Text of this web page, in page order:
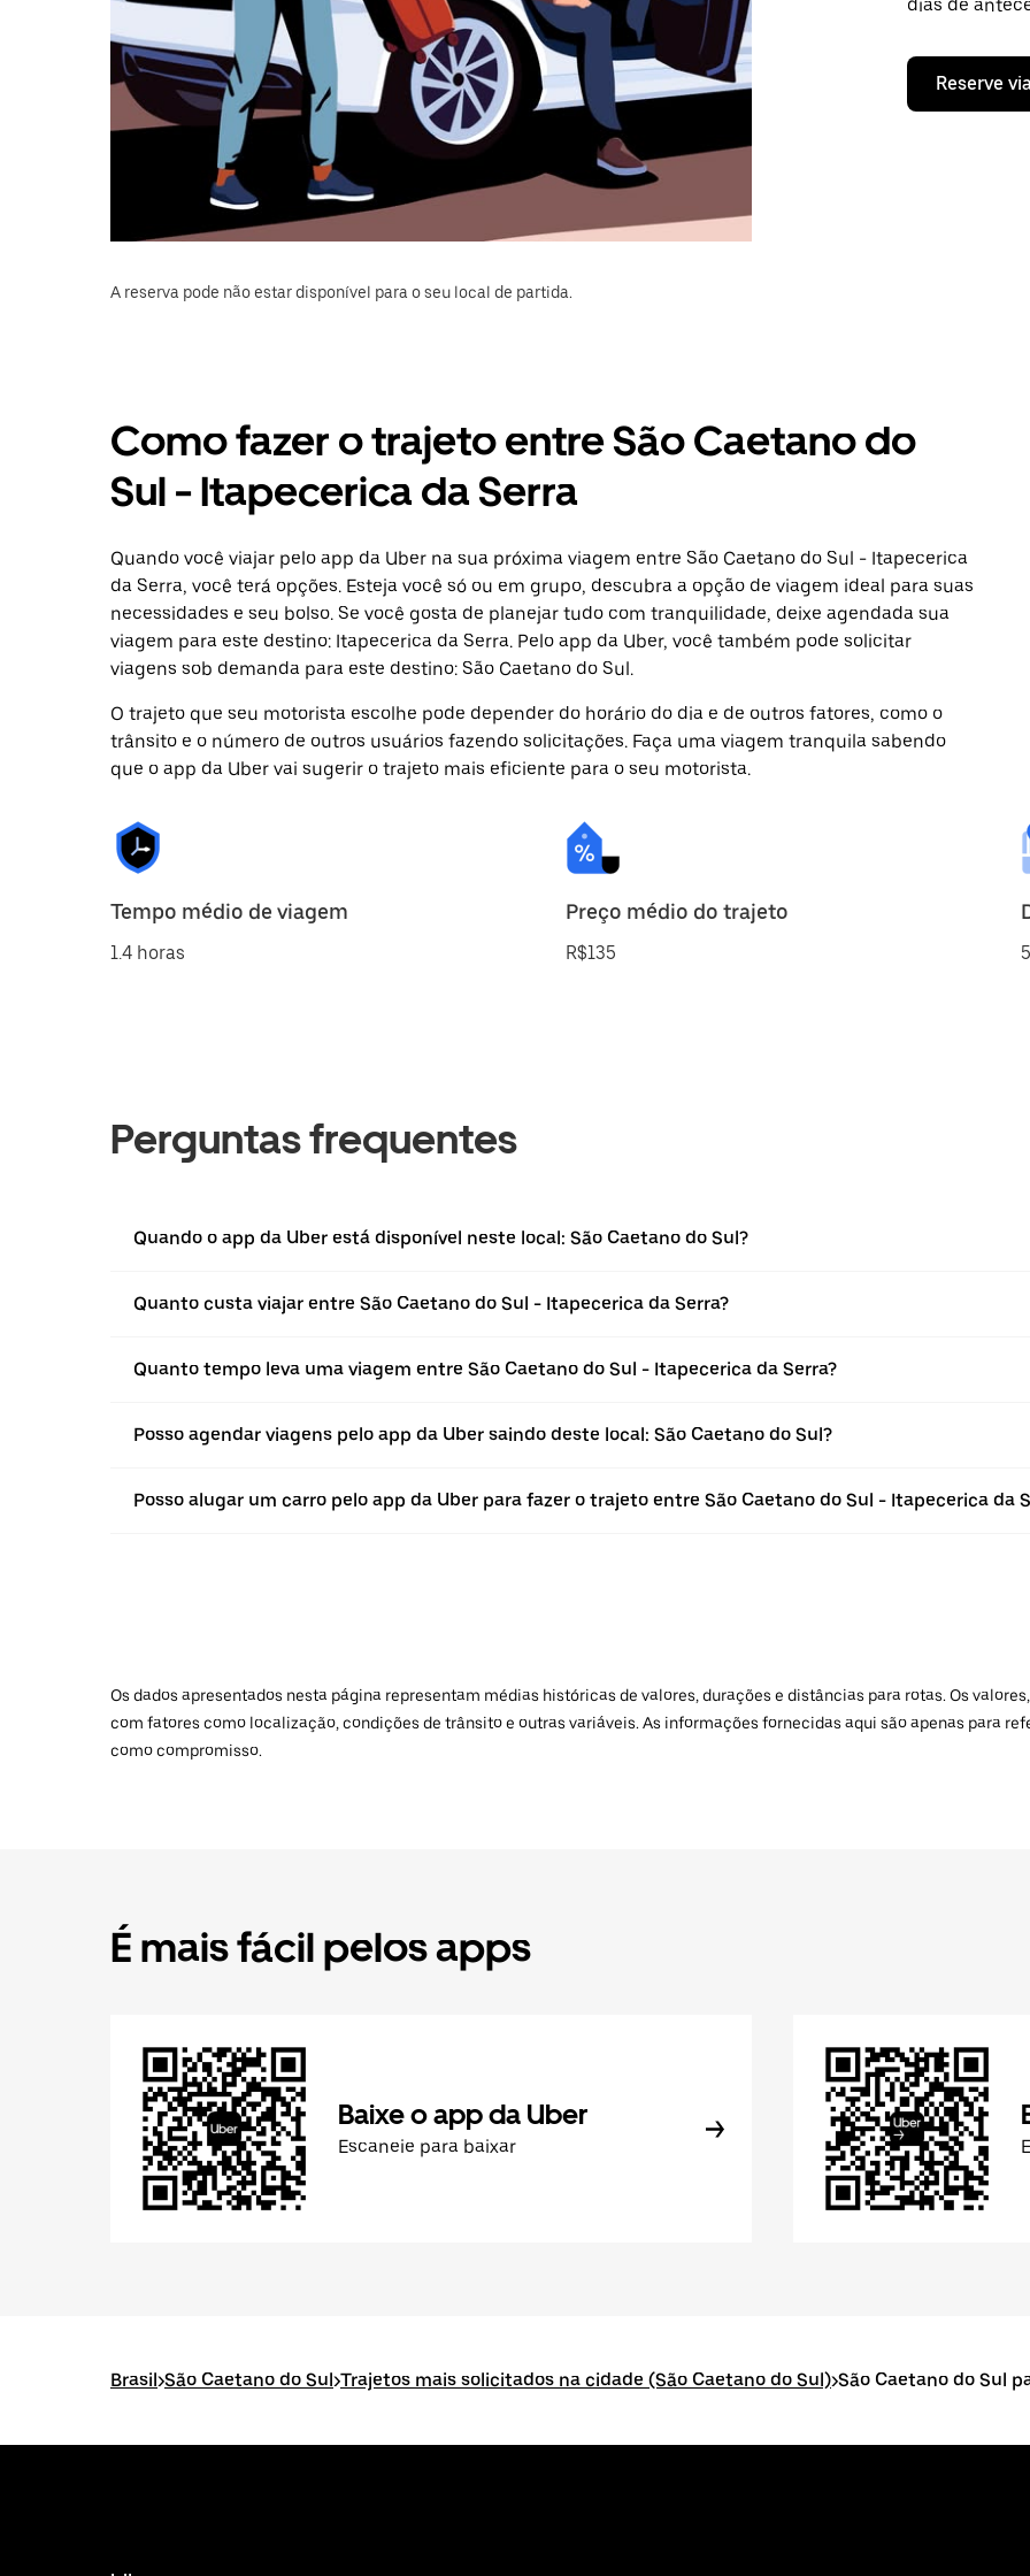
dias de
Reserve
A reserva pode não estar disponível para o seu local de partida.
Como fazer o trajeto entre São Caetano do
Sul - Itapecerica da Serra
Quando você viajar pelo app da Uber na sua próxima viagem entre São Caetano do Sul - Itapecerica
da Serra, você terá opções. Esteja você só ou em grupo, descubra a opção de viagem ideal para suas
necessidades e seu bolso. Se você gosta de planejar tudo com tranquilidade, deixe agendada sua
viagem para este destino: Itapecerica da Serra. Pelo app da Uber, você também pode solicitar
viagens sob demanda para este destino: São Caetano do Sul.
O trajeto que seu motorista escolhe pode depender do horário do dia e de outros fatores, como o
trânsito e o número de outros usuários fazendo solicitações. Faça uma viagem tranquila sabendo
que o app da Uber vai sugerir o trajeto mais eficiente para o seu motorista.
Tempo médio de viagem
1.4 horas
Preço médio do trajeto
R$135
Perguntas frequentes
Quando o app da Uber está disponível neste local: São Caetano do Sul?
Quanto custa viajar entre São Caetano do Sul - Itapecerica da Serra?
Quanto tempo leva uma viagem entre São Caetano do Sul - Itapecerica da Serra?
Posso agendar viagens pelo app da Uber saindo deste local: São Caetano do Sul?
Posso alugar um carro pelo app da Uber para fazer o trajeto entre São Caetano do Sul - Itapecerica da
Os dados apresentados nesta página representam médias históricas de valores, durações e distâncias para rotas. Os
com fatores como localização, condições de trânsito e outras variáveis. As informações fornecidas aqui são apenas para
como compromisso.
É mais fácil pelos apps
Baixe o app da Uber
Escaneie para baixar
Brasil>São Caetano do Sul>Trajetos mais solicitados na cidade (São Caetano do Sul)>São Caetano do Sul